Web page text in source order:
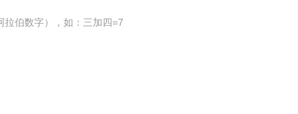
拉伯数字），如：三加四=7